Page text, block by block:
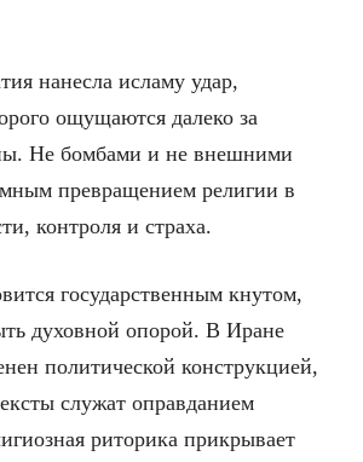
нанесла исламу удар,
ощущаются далеко за
Не бомбами и не внешними
превращением религии в
контроля и страха.
государственным кнутом,
духовной опорой. В Иране
политической конструкцией,
служат оправданием
риторика прикрывает